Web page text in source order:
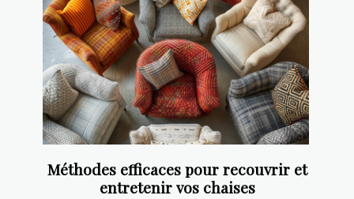
Méthodes efficaces pour recouvrir et
entretenir vos chaises